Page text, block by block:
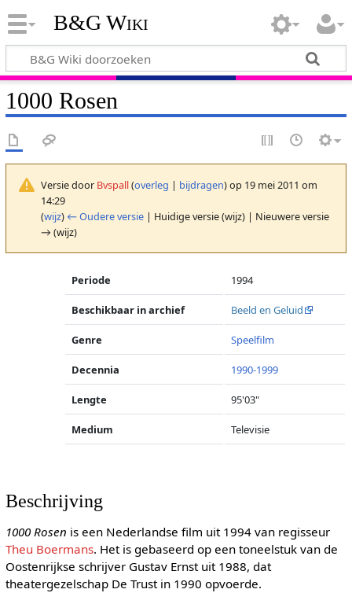
B&G Wiki
1000 Rosen
Versie door Bvspall(overleg | bijdragen)op 19 mei 2011 om
14:29
(wijz) ← Oudere versie| Huidige versie (wijz) | Nieuwere versie
→ (wijz)
Periode 1994
Beschikbaar in archief Beeld en Geluid
Genre Speelfilm
Decennia 1990-1999
Lengte 95'03"
Medium Televisie
Beschrijving
1000 Rosen is een Nederlandse film uit 1994 van regisseur
Theu Boermans. Het is gebaseerd op een toneelstuk van de
Oostenrijkse schrijver Gustav Ernst uit 1988, dat
theatergezelschap De Trust in 1990 opvoerde.